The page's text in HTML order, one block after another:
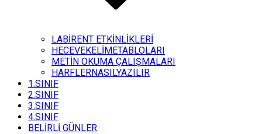
LABİRENT ETKİNLİKLERİ
HECEVEKELİMETABLOLARI
METİN OKUMA ÇALIŞMALARI
HARFLERNASILYAZILIR
1.SINIF
2.SINIF
3.SINIF
4.SINIF
BELİRLİ GÜNLER